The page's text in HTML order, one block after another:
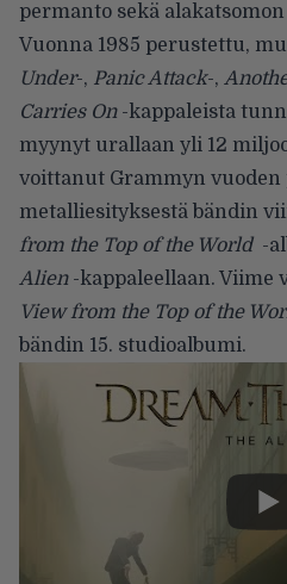
permanto sekä
Vuonna 1985 perustettu,
Under-, Panic Attack-,
Carries On-kappaleista
myynyt urallaan yli 12
voittanut Grammyn vuoden
metalliesityksestä bändin
from the Top of the World-
Alien-kappaleellaan. Viime
View from the Top of the
bändin 15. studioalbumi.